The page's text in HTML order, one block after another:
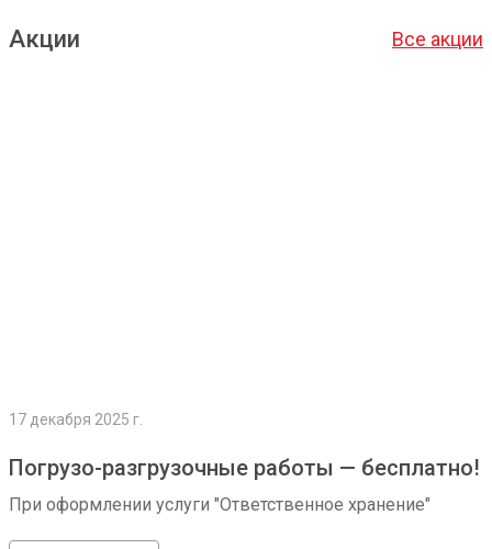
Акции Все акции
17 декабря 2025 г.
Погрузо-разгрузочные работы — бесплатно!
При оформлении услуги "Ответственное хранение"